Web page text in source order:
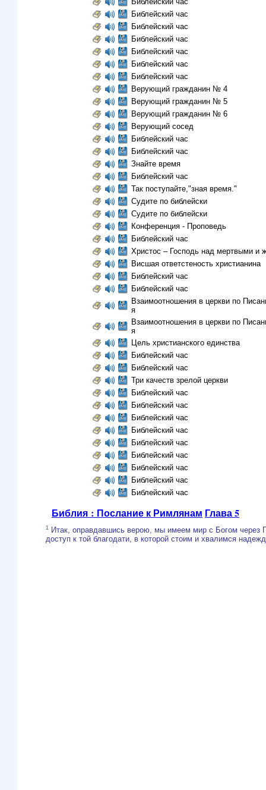
Библейский час
Библейский час
Библейский час
Библейский час
Библейский час
Библейский час
Верующий гражданин № 4
Верующий гражданин № 5
Верующий гражданин № 6
Верующий сосед
Библейский час
Библейский час
Знайте время
Библейский час
Так поступайте,"зная время."
Судите по библейски
Судите по библейски
Конференция - Проповедь
Библейский час
Христос – Господь над мертвыми и
Висшая ответстеность христианина
Библейский час
Библейский час
Взаимоотношения в церкви по
я
Взаимоотношения в церкви по
я
Цель христианского единства
Библейский час
Библейский час
Три качеств зрелой церкви
Библейский час
Библейский час
Библейский час
Библейский час
Библейский час
Библейский час
Библейский час
Библейский час
Библейский час
Библия : Послание к Римлянам Глава 5
1 Итак, оправдавшись верою, мы имеем мир с Богом через
доступ к той благодати, в которой стоим и хвалимся